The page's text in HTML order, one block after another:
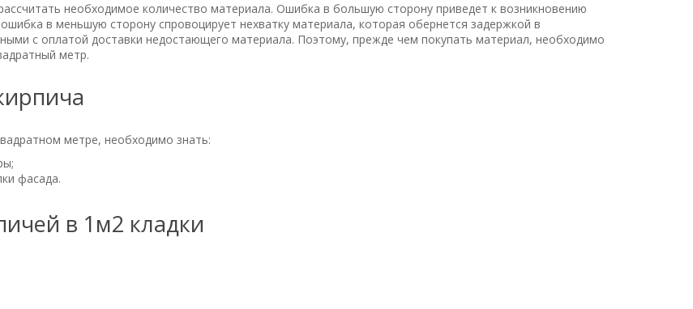
необходимое количество материала. Ошибка в большую сторону приведет к возникновению
в меньшую сторону спровоцирует нехватку материала, которая обернется задержкой в
с оплатой доставки недостающего материала. Поэтому, прежде чем покупать материал, необходимо
метр.
метре, необходимо знать:
фасада.